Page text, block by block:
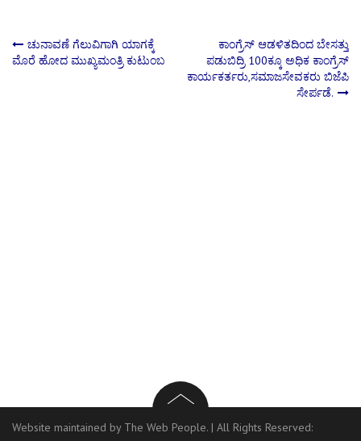
Post
ಚುನಾವಣೆ ಗೆಲುವಿಗಾಗಿ ಯಾಗಕ್ಕೆ
ಮೊರೆ ಹೋದ ಮುಖ್ಯಮಂತ್ರಿ ಕುಟುಂಬ
ಕಾಂಗ್ರೆಸ್ ಆಡಳಿತದಿಂದ ಬೇಸತ್ತು
ಪಡುಬಿದ್ರಿ 100ಕ್ಕೂ ಅಧಿಕ ಕಾಂಗ್ರೆಸ್
ಕಾರ್ಯಕರ್ತರು,ಸಮಾಜಸೇವಕರು ಬಿಜೆಪಿ
ಸೇರ್ಪಡೆ.
Website maintained by The Web People. | All Rights Reserved: